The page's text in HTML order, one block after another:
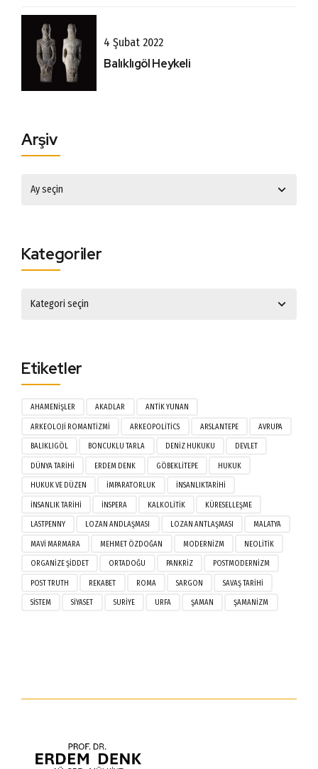
4 Şubat 2022
Balıklıgöl Heykeli
Arşiv
Kategoriler
Etiketler
AHAMENIŞLER AKADLAR ANTIK YUNAN
ARKEOLOJI ROMANTIZMI ARKEOPOLITICS ARSLANTEPE AVRUPA
BALIKLIGÖL BONCUKLU TARLA DENIZ HUKUKU DEVLET
DÜNYA TARIHI ERDEM DENK GÖBEKLITEPE HUKUK
HUKUK VE DÜZEN IMPARATORLUK INSANLIKTARIHI
INSANLIK TARIHI INSPERA KALKOLITIK KÜRESELLEŞME
LASTPENNY LOZAN ANDLAŞMASI LOZAN ANTLAŞMASI MALATYA
MAVI MARMARA MEHMET ÖZDOĞAN MODERNIZM NEOLITIK
ORGANIZE ŞIDDET ORTADOĞU PANKRIZ POSTMODERNIZM
POST TRUTH REKABET ROMA SARGON SAVAŞ TARIHI
SISTEM SIYASET SURIYE URFA ŞAMAN ŞAMANIZM